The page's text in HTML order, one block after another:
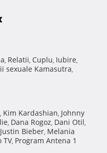
, Relatii, Cuplu, Iubire,
sexuale Kamasutra,
, Kim Kardashian, Johnny
, Dana Rogoz, Dani Otil,
Justin Bieber, Melania
TV, Program Antena 1